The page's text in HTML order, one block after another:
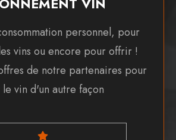
personnel, pour
vins ou encore pour offrir !
de notre partenaires pour
vin d'un autre façon